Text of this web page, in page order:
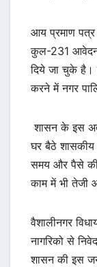
आय प्रमाण
कुल-231
दिये जा चुके है।
करने में नगर
शासन के इस
घर बैठे
समय और पैसे की
काम में भी तेजी
वैशालीनगर
नागरिको से
शासन की इस